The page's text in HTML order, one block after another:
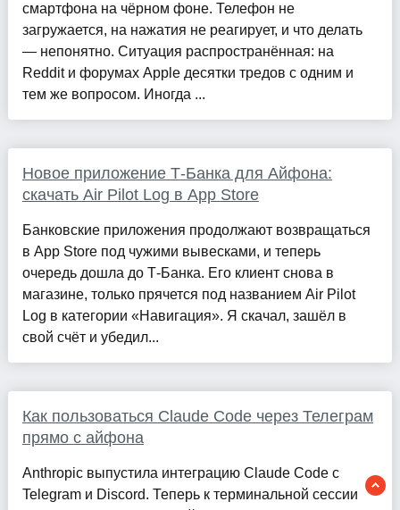
смартфона на чёрном фоне. Телефон не
загружается, на нажатия не реагирует, и что делать
— непонятно. Ситуация распространённая: на
Reddit и форумах Apple десятки тредов с одним и
тем же вопросом. Иногда ...
Новое приложение Т-Банка для Айфона:
скачать Air Pilot Log в App Store
Банковские приложения продолжают возвращаться
в App Store под чужими вывесками, и теперь
очередь дошла до Т-Банка. Его клиент снова в
магазине, только прячется под названием Air Pilot
Log в категории «Навигация». Я скачал, зашёл в
свой счёт и убедил...
Как пользоваться Claude Code через Телеграм
прямо с айфона
Anthropic выпустила интеграцию Claude Code с
Telegram и Discord. Теперь к терминальной сессии